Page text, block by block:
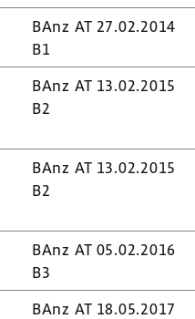
BAnz AT 27.02.2014
B1
BAnz AT 13.02.2015
B2
BAnz AT 13.02.2015
B2
BAnz AT 05.02.2016
B3
BAnz AT 18.05.2017